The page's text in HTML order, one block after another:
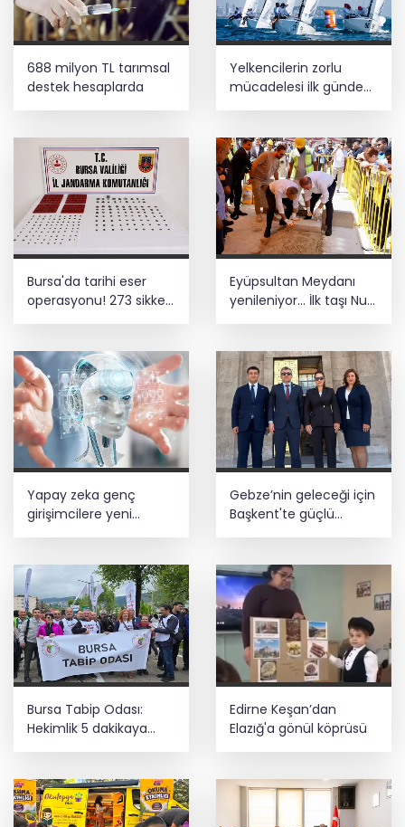
688 milyon TL tarımsal
destek hesaplarda
Yelkencilerin zorlu
mücadelesi ilk günde
Bursa'da tarihi eser
operasyonu! 273 sikke
Eyüpsultan Meydanı
yenileniyor... İlk taşı Nuri
Yapay zeka genç
girişimcilere yeni
kapılar açıyor
Gebze’nin geleceği için
Başkent'te güçlü
temaslar
Bursa Tabip Odası:
Hekimlik 5 dakikaya
Edirne Keşan’dan
Elazığ'a gönül köprüsü